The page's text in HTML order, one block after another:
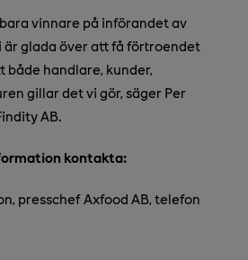
vinnare på införandet av
glada över att få förtroendet
både handlare, kunder,
gillar det vi gör, säger Per
AB.
kontakta:
presschef Axfood AB, telefon